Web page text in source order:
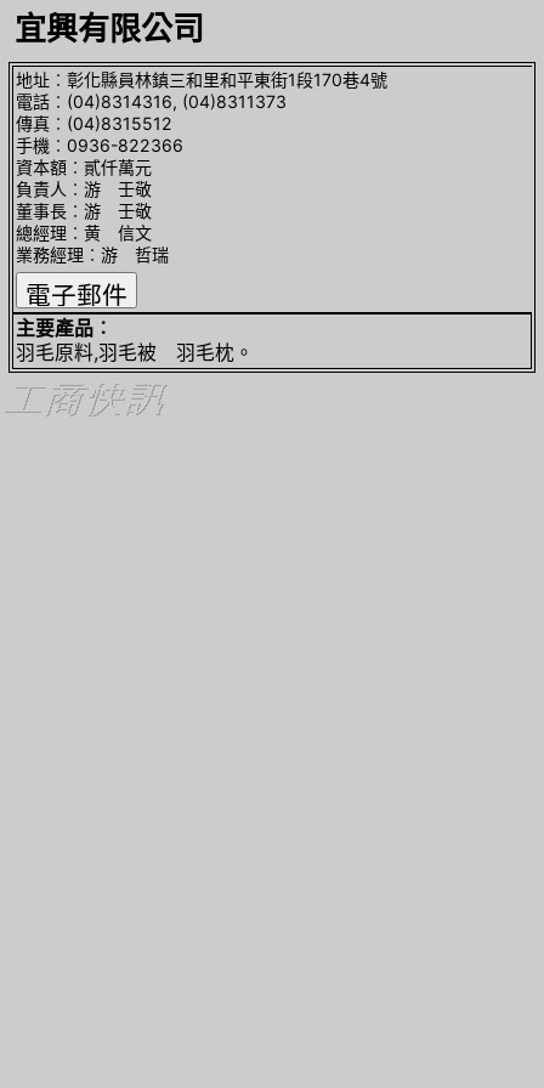
宜興有限公司
地址︰彰化縣員林鎮三和里和平東街1段170巷4號
電話︰(04)8314316, (04)8311373
傳真︰(04)8315512
手機︰0936-822366
資本額︰貳仟萬元
負責人︰游 壬敬
董事長︰游 壬敬
總經理︰黄 信文
業務經理︰游 哲瑞
主要產品︰
羽毛原料,羽毛被 羽毛枕。